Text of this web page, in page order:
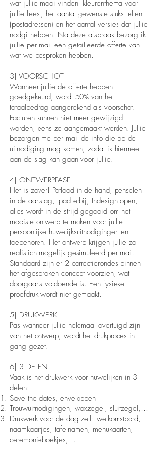
wat jullie mooi vinden, kleurenthema voor
jullie feest, het aantal gewenste stuks tellen
(postadressen) en het aantal versies dat jullie
nodgi hebben. Na deze afspraak bezorg ik
jullie per mail een getailleerde offerte van
wat we besproken hebben.
3| VOORSCHOT
Wanneer jullie de offerte hebben
goedgekeurd, wordt 50% van het
totaalbedrag aangerekend als voorschot.
Facturen kunnen niet meer gewijzigd
worden, eens ze aangemaakt werden. Jullie
bezorgen me per mail de info die op de
uitnodiging mag komen, zodat ik hiermee
aan de slag kan gaan voor jullie.
4| ONTWERPFASE
Het is zover! Potlood in de hand, penselen
in de aanslag, Ipad erbij, Indesign open,
alles wordt in de strijd gegooid om het
mooiste ontwerp te maken voor jullie
persoonlijke huwelijksuitnodigingen en
toebehoren. Het ontwerp krijgen jullie zo
realistich mogelijk gesimuleerd per mail.
Standaard zijn er 2 correctierondes binnen
het afgesproken concept voorzien, wat
doorgaans voldoende is. Een fysieke
proefdruk wordt niet gemaakt.
5| DRUKWERK
Pas wanneer jullie helemaal overtuigd zijn
van het ontwerp, wordt het drukproces in
gang gezet.
6| 3 DELEN
Vaak is het drukwerk voor huwelijken in 3
delen:
Save the dates, enveloppen
Trouwuitnodigingen, waxzegel, sluitzegel,…
Drukwerk voor de dag zelf: welkomstbord,
naamkaartjes, tafelnamen, menukaarten,
ceremonieboekjes, …